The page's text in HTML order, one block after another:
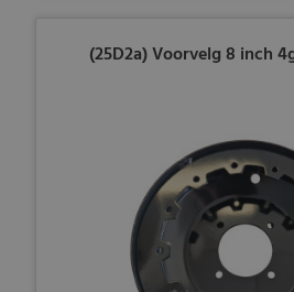
(25D2a) Voorvelg 8 inch